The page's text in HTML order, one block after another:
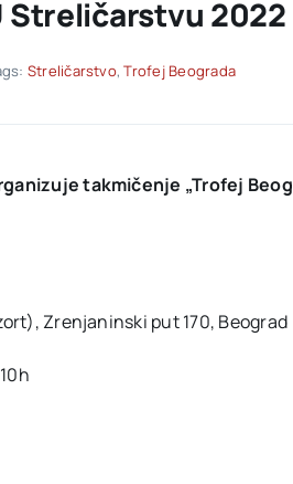
Streličarstvu 2022
Streličarstvo,Trofej Beograda
takmičenje „Trofej
Zrenjaninski put 170, Beograd